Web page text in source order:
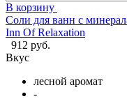
В корзину
Соли для ванн с
Inn Of Relaxation
912 руб.
Вкус
лесной аромат
-